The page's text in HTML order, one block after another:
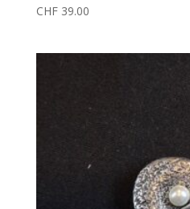
CHF39.00